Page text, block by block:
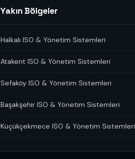
Yakın Bölgeler
Halkalı ISO & Yönetim Sistemleri
Atakent ISO & Yönetim Sistemleri
Sefaköy ISO & Yönetim Sistemleri
Başakşehir ISO & Yönetim Sistemleri
Küçükçekmece ISO & Yönetim Sistemleri